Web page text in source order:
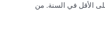
واحدة على الأقل في السنة. من